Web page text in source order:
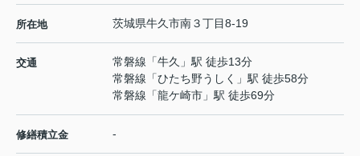
所在地 茨城県牛久市南３丁目8-19
交通 常磐線 「牛久 」駅 徒歩13分
常磐線 「ひたち野うしく
」駅 徒歩58分
常磐線 「龍ケ崎市 」駅 徒歩69分
修繕積立金 -